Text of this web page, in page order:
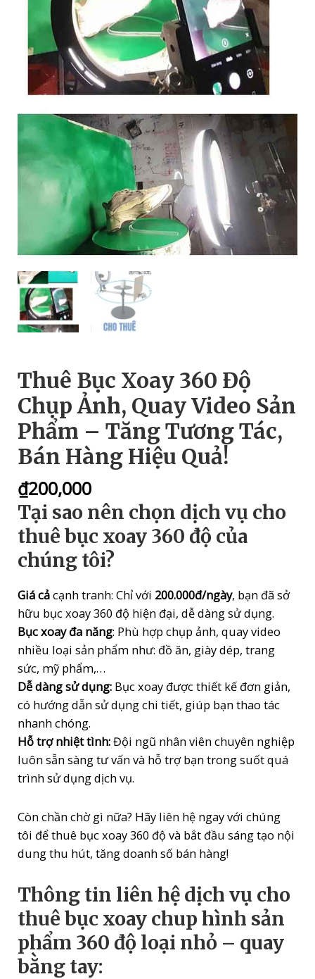
Thuê Bục Xoay 360 Độ
Chụp Ảnh, Quay Video Sản
Phẩm – Tăng Tương Tác,
Bán Hàng Hiệu Quả!
₫200,000
Tại sao nên chọn dịch vụ cho
thuê bục xoay 360 độ của
chúng tôi?
Giá cảcạnh tranh: Chỉ với 200.000đ/ngày, bạn đã sở
hữu bục xoay 360 độ hiện đại, dễ dàng sử dụng.
Bục xoay đa năng: Phù hợp chụp ảnh, quay video
nhiều loại sản phẩm như: đồ ăn, giày dép, trang
sức, mỹ phẩm,…
Dễ dàng sử dụng: Bục xoay được thiết kế đơn giản,
có hướng dẫn sử dụng chi tiết, giúp bạn thao tác
nhanh chóng.
Hỗ trợ nhiệt tình:Đội ngũ nhân viên chuyên nghiệp
luôn sẵn sàng tư vấn và hỗ trợ bạn trong suốt quá
trình sử dụng dịch vụ.
Còn chần chờ gì nữa? Hãy liên hệ ngay với chúng
tôi để thuê bục xoay 360 độ và bắt đầu sáng tạo nội
dung thu hút, tăng doanh số bán hàng!
Thông tin liên hệ dịch vụ cho
thuê bục xoay chup hình sản
phẩm 360 độ loại nhỏ – quay
bằng tay: